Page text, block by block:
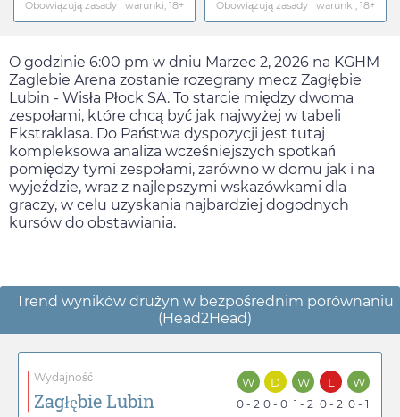
Obowiązują zasady i warunki, 18+ Obowiązują zasady i warunki, 18+
O godzinie 6:00 pm w dniu Marzec 2, 2026 na KGHM
Zaglebie Arena zostanie rozegrany mecz Zagłębie
Lubin - Wisła Płock SA. To starcie między dwoma
zespołami, które chcą być jak najwyżej w tabeli
Ekstraklasa. Do Państwa dyspozycji jest tutaj
kompleksowa analiza wcześniejszych spotkań
pomiędzy tymi zespołami, zarówno w domu jak i na
wyjeździe, wraz z najlepszymi wskazówkami dla
graczy, w celu uzyskania najbardziej dogodnych
kursów do obstawiania.
Trend wyników drużyn w bezpośrednim porównaniu
(Head2Head)
Wydajność
Zagłębie Lubin
W
0 - 2
D
0 - 0
W
1 - 2
L
0 - 2
W
0 - 1